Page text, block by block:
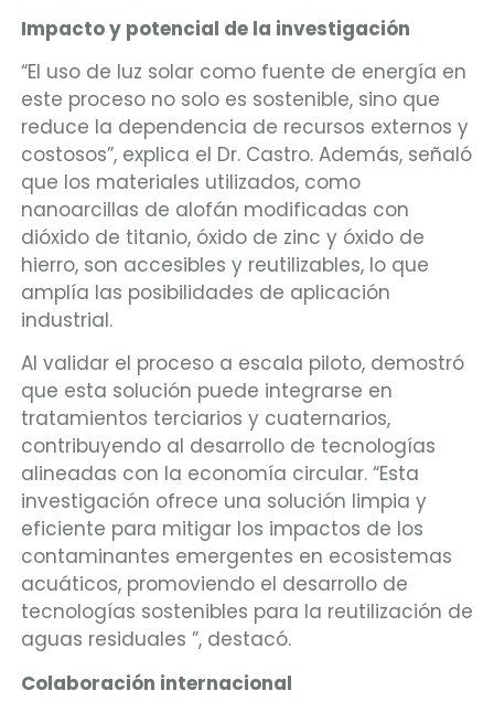
Impacto y potencial de la investigación
“El uso de luz solar como fuente de energía en
este proceso no solo es sostenible, sino que
reduce la dependencia de recursos externos y
costosos”, explica el Dr. Castro. Además, señaló
que los materiales utilizados, como
nanoarcillas de alofán modificadas con
dióxido de titanio, óxido de zinc y óxido de
hierro, son accesibles y reutilizables, lo que
amplía las posibilidades de aplicación
industrial.
Al validar el proceso a escala piloto, demostró
que esta solución puede integrarse en
tratamientos terciarios y cuaternarios,
contribuyendo al desarrollo de tecnologías
alineadas con la economía circular. “Esta
investigación ofrece una solución limpia y
eficiente para mitigar los impactos de los
contaminantes emergentes en ecosistemas
acuáticos, promoviendo el desarrollo de
tecnologías sostenibles para la reutilización de
aguas residuales ”, destacó.
Colaboración internacional